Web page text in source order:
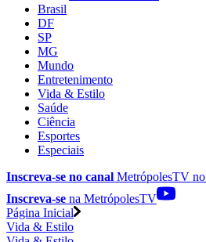
Brasil
DF
SP
MG
Mundo
Entretenimento
Vida & Estilo
Saúde
Ciência
Esportes
Especiais
Inscreva-se no canal MetrópolesTV no
Inscreva-se na MetrópolesTV
Página Inicial
Vida & Estilo